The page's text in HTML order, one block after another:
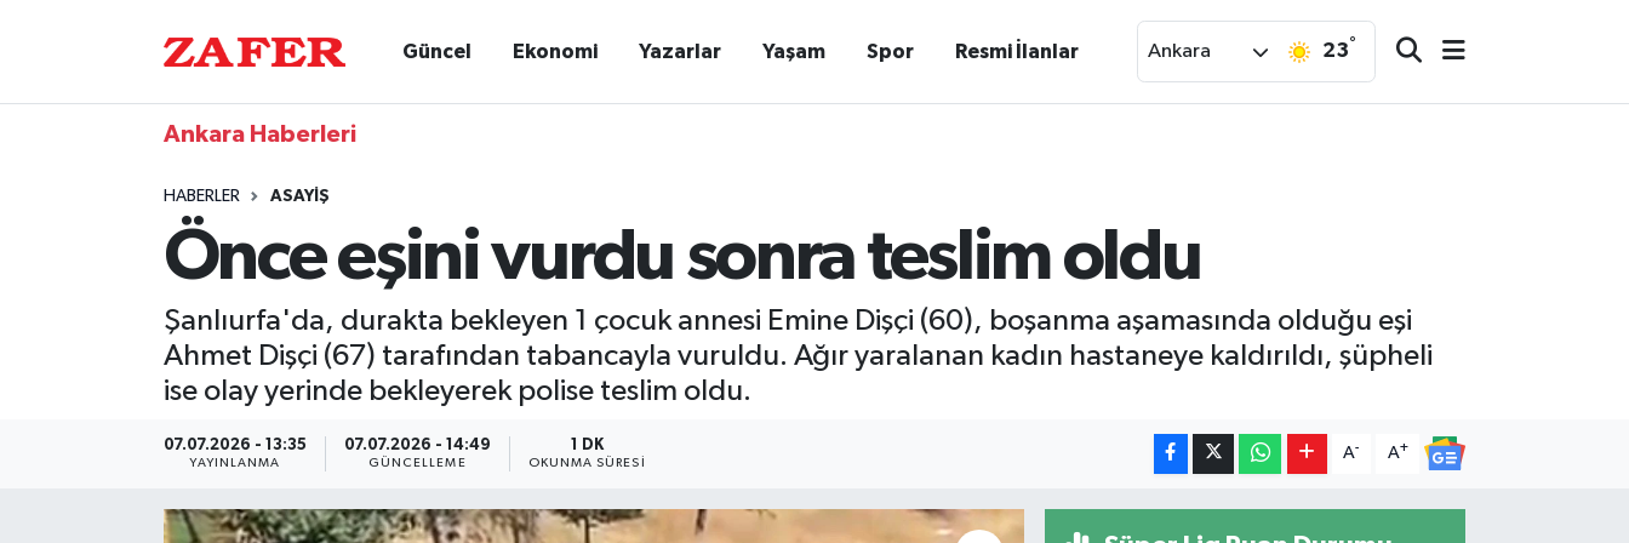
Güncel Ekonomi Yazarlar Yaşam Spor Resmi İlanlar Ankara 23°
Ankara Haberleri
HABERLER ASAYIŞ
Önce eşini vurdu sonra teslim oldu
Şanlıurfa'da, durakta bekleyen 1 çocuk annesi Emine Dişçi (60), boşanma aşamasında olduğu eşi
Ahmet Dişçi (67) tarafından tabancayla vuruldu. Ağır yaralanan kadın hastaneye kaldırıldı, şüpheli
ise olay yerinde bekleyerek polise teslim oldu.
07.07.2026 - 13:35
YAYINLANMA
07.07.2026 - 14:49
GÜNCELLEME
1 DK
OKUNMA SÜRESI
A- A+